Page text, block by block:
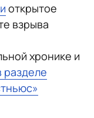
открытое
взрыва
хронике и
разделе